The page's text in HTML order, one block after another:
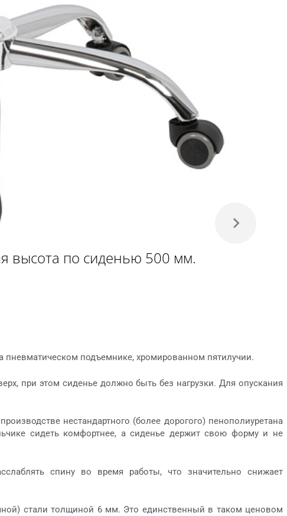
высота по сиденью 500 мм.
пневматическом подъемнике, хромированном пятилучии.
при этом сиденье должно быть без нагрузки. Для опускания
нестандартного (более дорогого) пенополиуретана
сидеть комфортнее, а сиденье держит свою форму и не
спину во время работы, что значительно снижает
стали толщиной 6 мм. Это единственный в таком ценовом